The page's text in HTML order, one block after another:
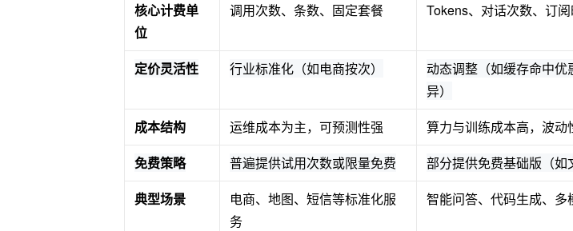
核心计费单
位
调用次数、条数、固定套餐 Tokens、对话次数、订
定价灵活性 行业标准化（如电商按次）
动态调整（如缓存命中优
异）
成本结构
运维成本为主，可预测性强
算力与训练成本高，波动
免费策略
普遍提供试用次数或限量免费 部分提供免费基础版（如
典型场景
电商、地图、短信等标准化服
务
智能问答、代码生成、多